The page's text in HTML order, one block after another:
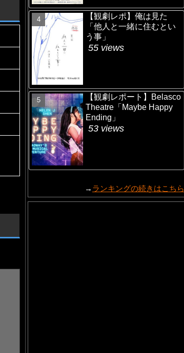
【観劇レポ】俺は見た
「他人と一緒に住むとい
う事」
55 views
【観劇レポート】Belasco
Theatre「Maybe Happy
Ending」
53 views
→ ランキングの続きはこちら